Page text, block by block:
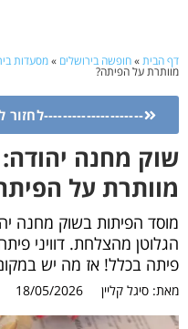
דף הבית»חופשה בירושלים »מסעדות
מוותרת על הפיתה?
---------------------לחזור
שוק מחנה יהודה:
מוותרת על
מוסד הפיתות בשוק מחנה
הגלוטן מהצלחת. דוויני
פיתה בכלל! אז מה יש
מאת: סיגל קליין 18/05/2026